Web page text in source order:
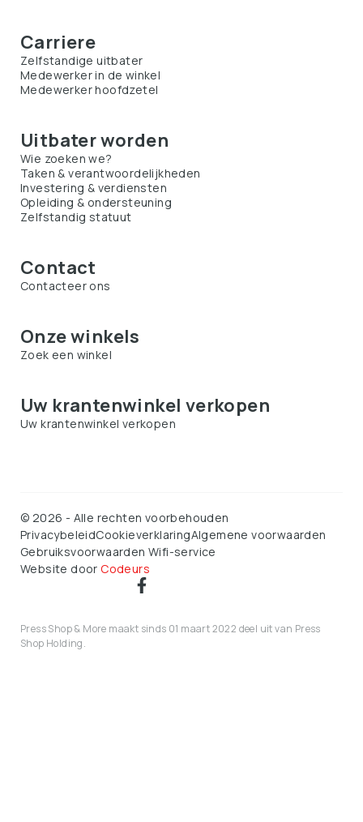
Carriere
Zelfstandige uitbater
Medewerker in de winkel
Medewerker hoofdzetel
Uitbater worden
Wie zoeken we?
Taken & verantwoordelijkheden
Investering & verdiensten
Opleiding & ondersteuning
Zelfstandig statuut
Contact
Contacteer ons
Onze winkels
Zoek een winkel
Uw krantenwinkel verkopen
Uw krantenwinkel verkopen
© 2026 - Alle rechten voorbehouden
PrivacybeleidCookieverklaringAlgemene voorwaarden
Gebruiksvoorwaarden Wifi-service
Website door Codeurs
Press Shop & More maakt sinds 01 maart 2022 deel uit van Press
Shop Holding.